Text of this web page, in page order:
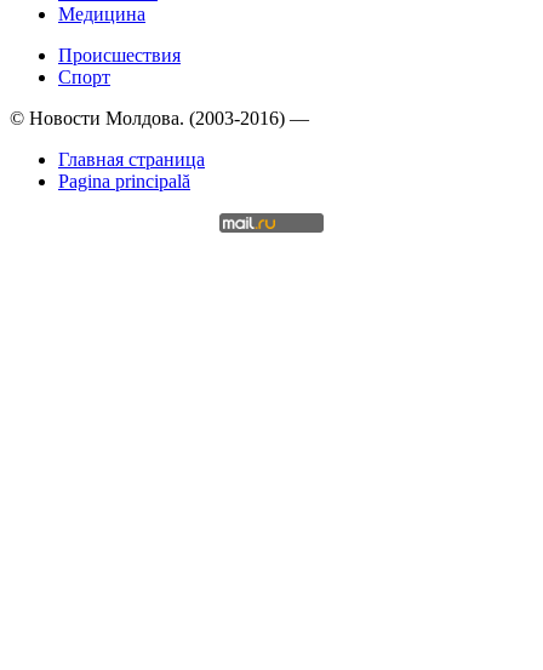
Медицина
Происшествия
Спорт
© Новости Молдова. (2003-2016) —
Главная страница
Pagina principală